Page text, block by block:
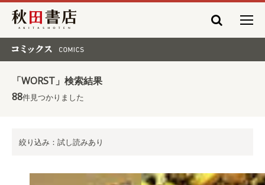
秋田書店
「WORST」検索結果
88件見つかりました
絞り込み：試し読みあり